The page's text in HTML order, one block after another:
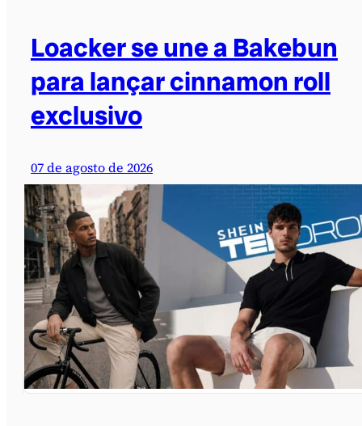
Loacker se une a Bakebun
para lançar cinnamon roll
exclusivo
07 de agosto de 2026